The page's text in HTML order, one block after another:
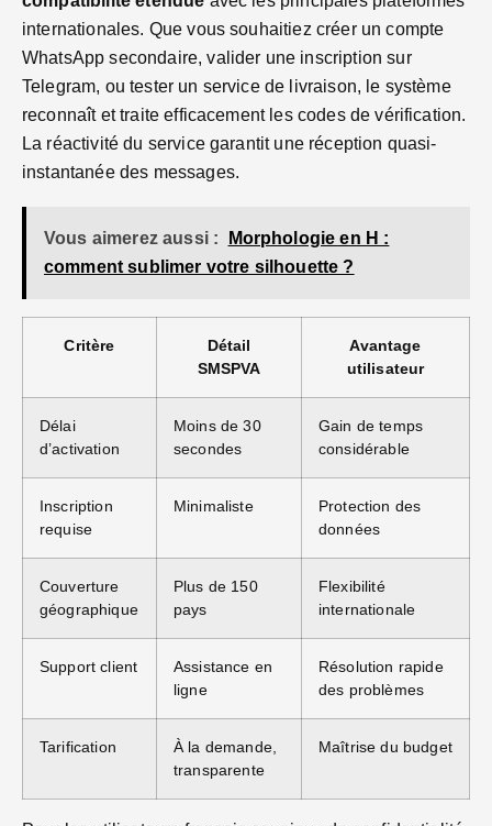
internationales. Que vous souhaitiez créer un compte
WhatsApp secondaire, valider une inscription sur
Telegram, ou tester un service de livraison, le système
reconnaît et traite efficacement les codes de vérification.
La réactivité du service garantit une réception quasi-
instantanée des messages.
Vous aimerez aussi :
Morphologie en H :
comment sublimer votre silhouette ?
Critère
Détail
SMSPVA
Avantage
utilisateur
Délai
d’activation
Moins de 30
secondes
Gain de temps
considérable
Inscription
requise
Minimaliste
Protection des
données
Couverture
géographique
Plus de 150
pays
Flexibilité
internationale
Support client
Assistance en
ligne
Résolution rapide
des problèmes
Tarification
À la demande,
transparente
Maîtrise du budget